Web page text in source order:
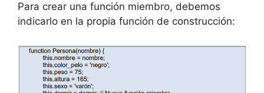
Para crear una función miembro, debemos
indicarlo en la propia función de construcción: